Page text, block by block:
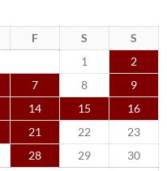
F S
S
1
2
7 8
9
14 15
16
21 22
23
28 29
30